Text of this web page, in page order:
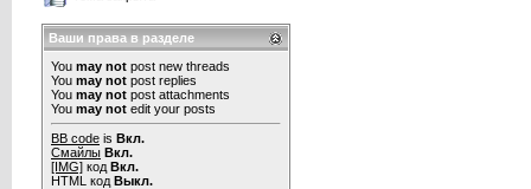
Ваши права в разделе
You may not post new threads
You may not post replies
You may not post attachments
You may not edit your posts
BB code is Вкл.
Смайлы Вкл.
[IMG] код Вкл.
HTML код Выкл.